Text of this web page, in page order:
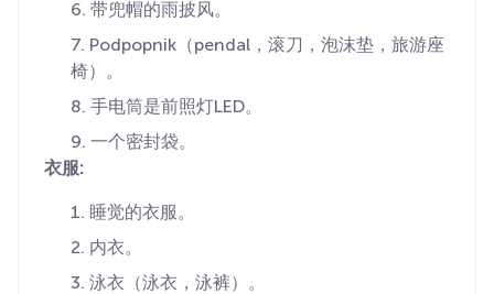
带兜帽的雨披风。
Podpopnik（pendal，滚刀，泡沫垫，旅游座
椅）。
手电筒是前照灯LED。
一个密封袋。
衣服:
睡觉的衣服。
内衣。
泳衣（泳衣，泳裤）。